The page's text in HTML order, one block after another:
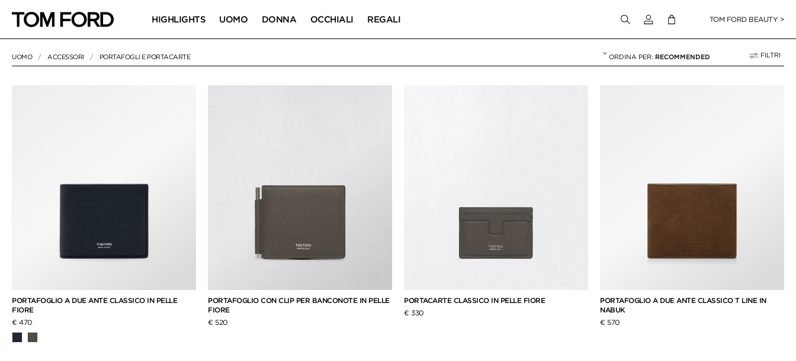
HIGHLIGHTS UOMO DONNA OCCHIALI REGALI Accedi al tuo accountTOM FORD BEAUTY >
UOMO ACCESSORI PORTAFOGLI E PORTACARTE RECOMMENDED FILTRI
PORTAFOGLI E PORTACARTE
19 RESULTS FOR> "PORTAFOGLI E PORTACARTE"
PORTAFOGLIO A DUE ANTE CLASSICO IN PELLE
FIORE
€ 470
PORTAFOGLIO CON CLIP PER BANCONOTE IN PELLE
FIORE
€ 520
PORTACARTE CLASSICO IN PELLE FIORE
€ 330
PORTAFOGLIO A DUE ANTE CLASSICO T LINE IN
NABUK
€ 570